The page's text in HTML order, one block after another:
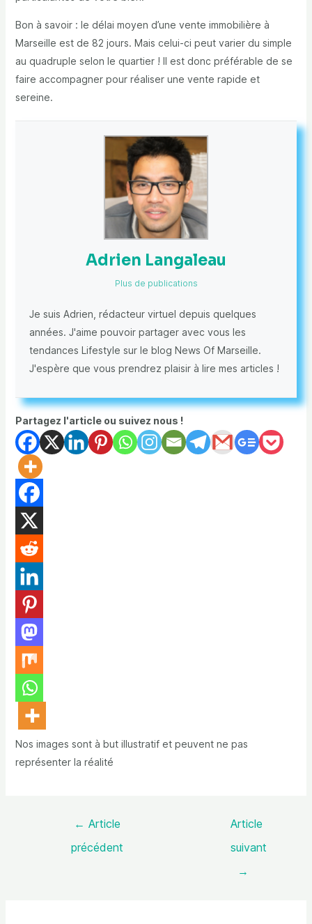
Bon à savoir : le délai moyen d’une vente immobilière à
Marseille est de 82 jours. Mais celui-ci peut varier du simple
au quadruple selon le quartier ! Il est donc préférable de se
faire accompagner pour réaliser une vente rapide et
sereine.
Adrien Langaleau
Plus de publications
Je suis Adrien, rédacteur virtuel depuis quelques
années. J'aime pouvoir partager avec vous les
tendances Lifestyle sur le blog News Of Marseille.
J'espère que vous prendrez plaisir à lire mes articles !
Partagez l'article ou suivez nous !
Nos images sont à but illustratif et peuvent ne pas
représenter la réalité
← Article
précédent
Article
suivant
→